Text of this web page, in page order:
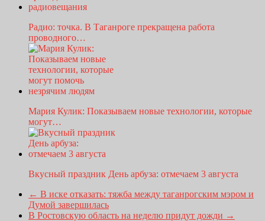
Радио: точка. В Таганроге прекращена работа
проводного…
Мария Кулик: Показываем новые технологии, которые
могут…
Вкусный праздник День арбуза: отмечаем 3 августа
← В иске отказать: тяжба между таганрогским мэром и
Думой завершилась
В Ростовскую область на неделю придут дожди →